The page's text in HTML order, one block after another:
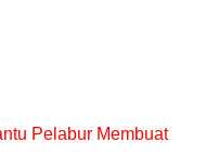
Pelabur Membuat